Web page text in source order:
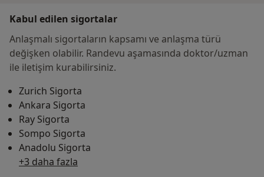
Kabul edilen sigortalar
Anlaşmalı sigortaların kapsamı ve anlaşma türü
değişken olabilir. Randevu aşamasında doktor/uzman
ile iletişim kurabilirsiniz.
Zurich Sigorta
Ankara Sigorta
Ray Sigorta
Sompo Sigorta
Anadolu Sigorta
+3 daha fazla